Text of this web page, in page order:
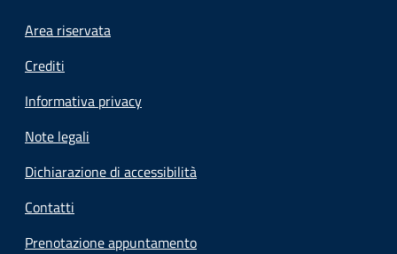
Footer menu
Area riservata
Crediti
Informativa privacy
Note legali
Dichiarazione di accessibilità
Contatti
Prenotazione appuntamento